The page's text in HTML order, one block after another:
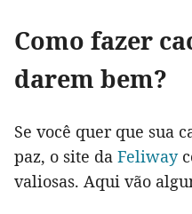
Como fazer
darem bem?
Se você quer que sua
paz, o site da Feliway
valiosas. Aqui vão